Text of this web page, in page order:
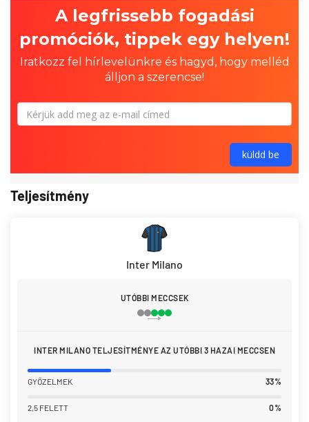
Teljesítmény
Inter Milano
UTÓBBI MECCSEK
INTER MILANO TELJESÍTMÉNYE AZ UTÓBBI 3 HAZAI MECCSEN
GYŐZELMEK 33%
2,5 FELETT 0%